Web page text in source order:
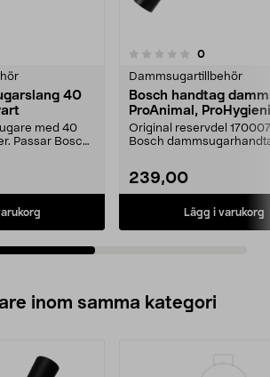
40
med 40
Passar Bosch
0recensioner
Dammsugartillbehör
Bosch handtag
ProAnimal,
Original reservdel
Bosch
239,00
Lägg i varukorg
5.0av 5 stjärnor
inom samma kategori